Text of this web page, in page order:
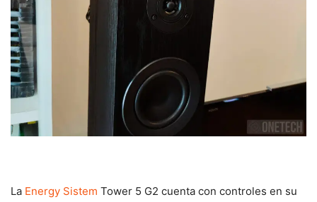
La Energy Sistem Tower 5 G2 cuenta con controles en su